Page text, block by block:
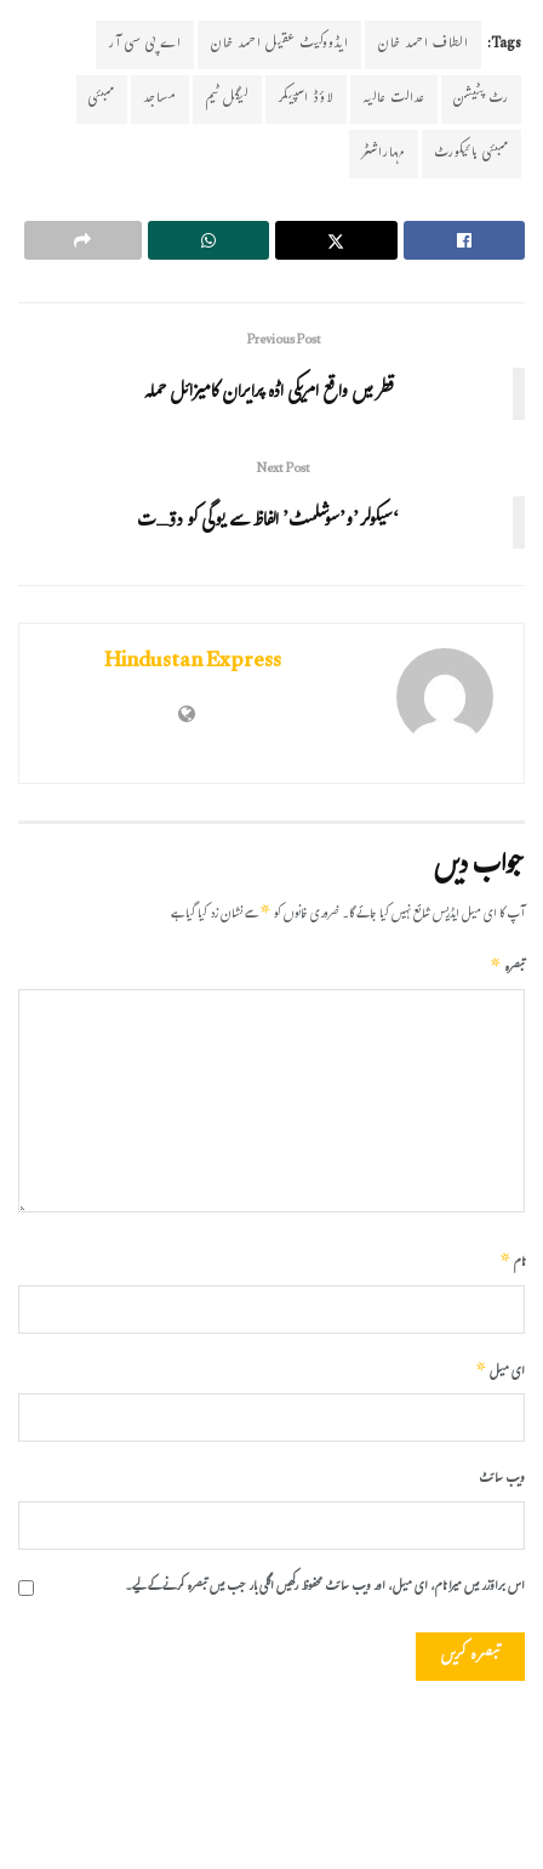
Tags: الطاف احمد خان ایڈووکیٹ عقیل احمد خان
اے پی سی آر
رٹ پٹیشن
عدالت عالیہ لاؤڈ اسپیکر لیگل ٹیم مساجد
ممبئی
ممبئی ہائیکورٹ
مہاراشٹر
Previous Post
قطر میں واقع امریکی اڈہ پرایران کامیزائل حملہ
Next Post
‘سیکولر’و’سوشلسٹ’ الفاظ سے یوگی کو دقـت
Hindustan Express
جواب دیں
آپ کا ای میل ایڈریس شائع نہیں کیا جائے گا۔ضروری خانوں کو*سے نشان زد کیا گیا ہے
تبصرہ*
نام*
ای میل*
ویب‌ سائٹ
اس براؤزر میں میرا نام، ای میل، اور ویب سائٹ محفوظ رکھیں اگلی بار جب میں تبصرہ کرنے کےلیے۔